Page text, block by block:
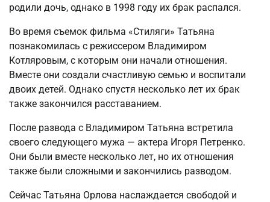
родили дочь, однако в 1998 году их брак распался.
Во время съемок фильма «Стиляги» Татьяна
познакомилась с режиссером Владимиром
Котляровым, с которым они начали отношения.
Вместе они создали счастливую семью и воспитали
двоих детей. Однако спустя несколько лет их брак
также закончился расставанием.
После развода с Владимиром Татьяна встретила
своего следующего мужа — актера Игоря Петренко.
Они были вместе несколько лет, но их отношения
также были сложными и закончились разводом.
Сейчас Татьяна Орлова наслаждается свободой и